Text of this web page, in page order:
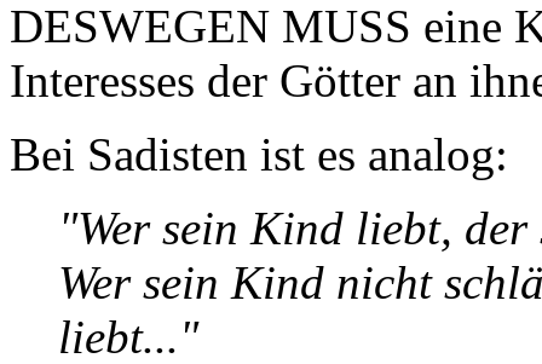
DESWEGEN MUSS eine
Interesses der Götter an
Bei Sadisten ist es analog:
"Wer sein Kind liebt, der
Wer sein Kind nicht
liebt..."